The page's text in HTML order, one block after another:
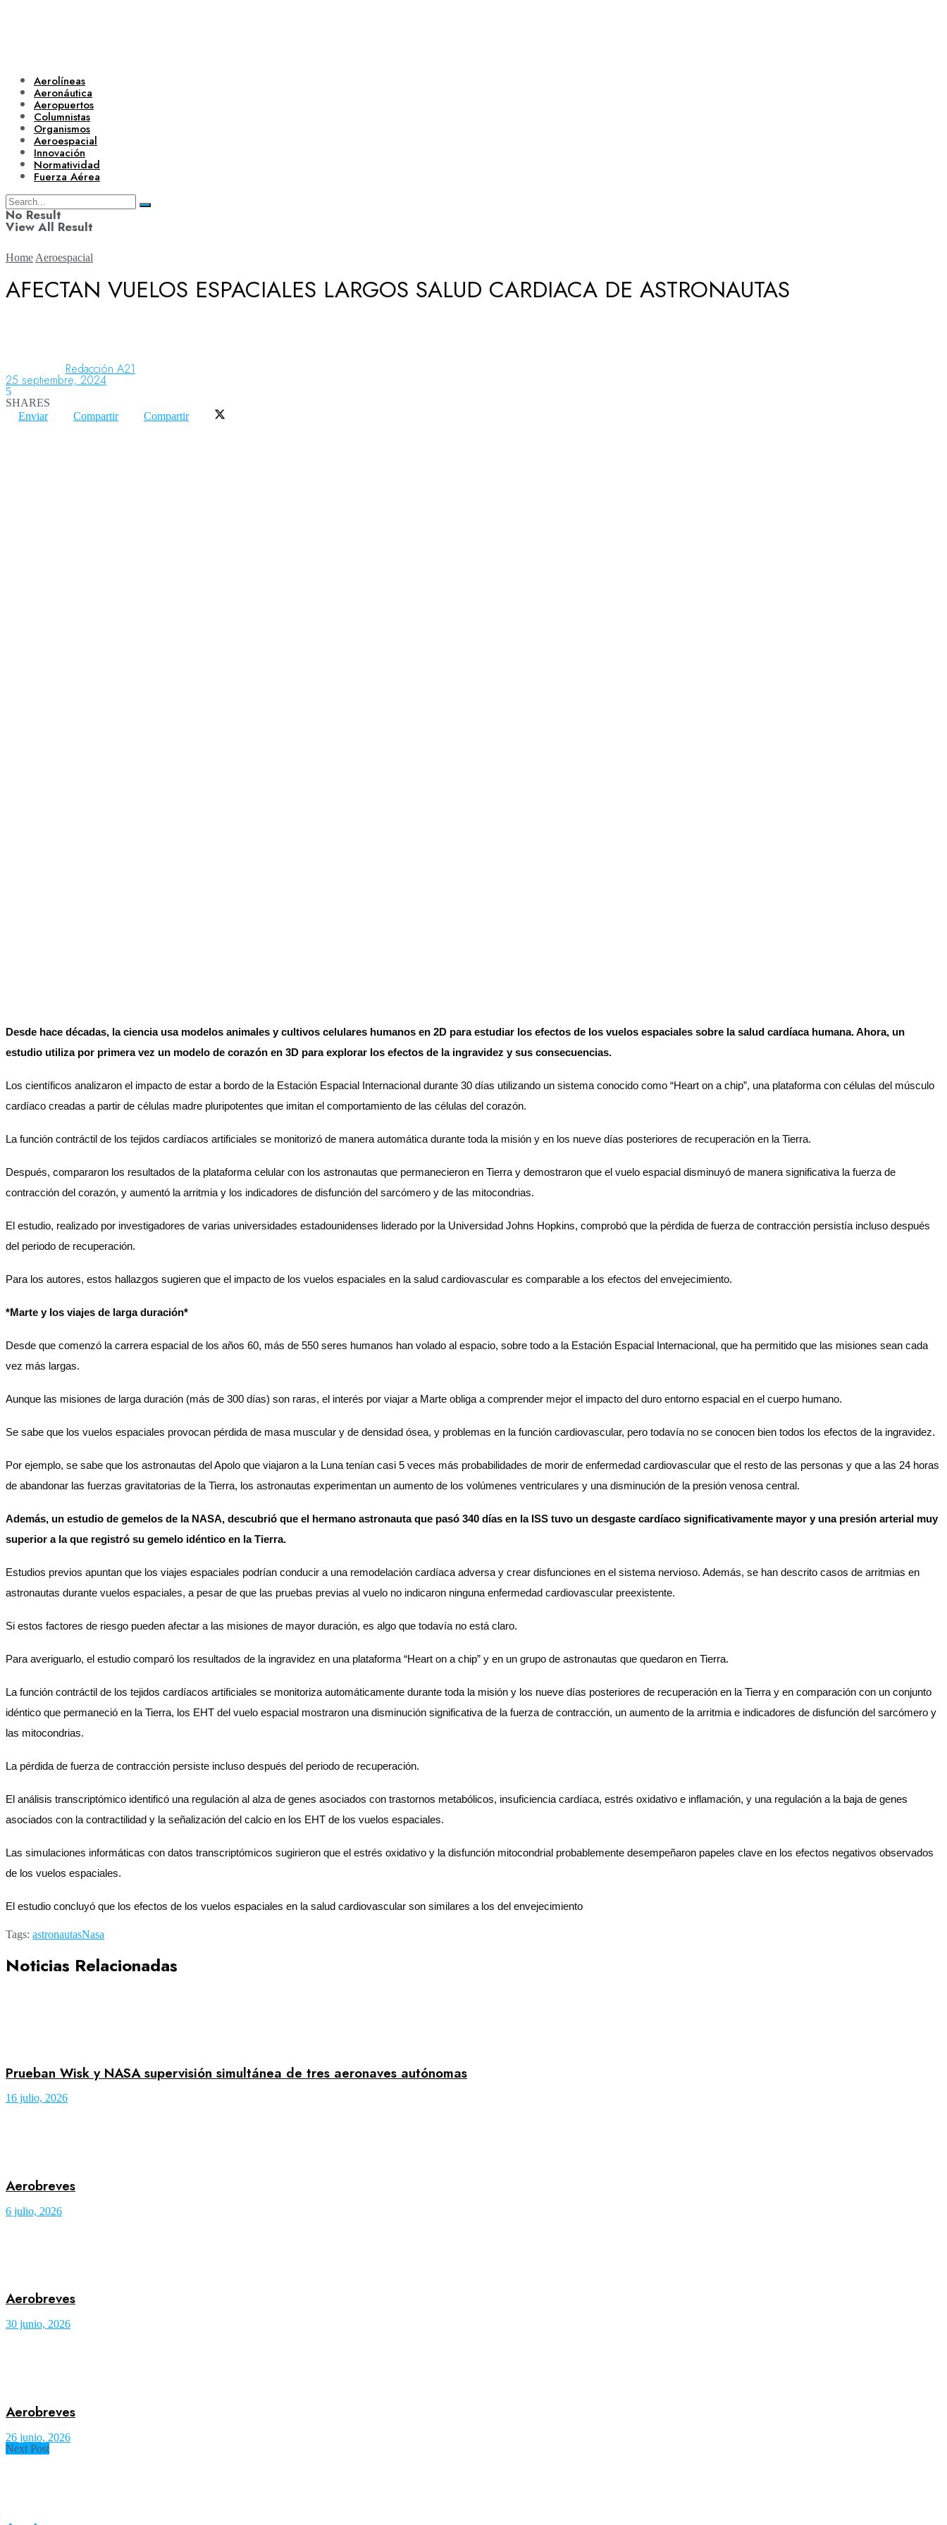
Aerolíneas
Aeronáutica
Aeropuertos
Columnistas
Organismos
Aeroespacial
Innovación
Normatividad
Fuerza Aérea
No Result
View All Result
Aeronáutica
Aeropuertos
Home Aeroespacial
AFECTAN VUELOS ESPACIALES LARGOS SALUD CARDIACA DE ASTRONAUTAS
Redacción A21
25 septiembre, 2024
5
SHARES
Enviar
Compartir Compartir
Desde hace décadas, la ciencia usa modelos animales y cultivos celulares humanos en 2D para estudiar los efectos de los vuelos espaciales sobre la salud cardíaca humana. Ahora, un
estudio utiliza por primera vez un modelo de corazón en 3D para explorar los efectos de la ingravidez y sus consecuencias.
Los científicos analizaron el impacto de estar a bordo de la Estación Espacial Internacional durante 30 días utilizando un sistema conocido como “Heart on a chip”, una plataforma con células del músculo
cardíaco creadas a partir de células madre pluripotentes que imitan el comportamiento de las células del corazón.
La función contráctil de los tejidos cardíacos artificiales se monitorizó de manera automática durante toda la misión y en los nueve días posteriores de recuperación en la Tierra.
Después, compararon los resultados de la plataforma celular con los astronautas que permanecieron en Tierra y demostraron que el vuelo espacial disminuyó de manera significativa la fuerza de
contracción del corazón, y aumentó la arritmia y los indicadores de disfunción del sarcómero y de las mitocondrias.
El estudio, realizado por investigadores de varias universidades estadounidenses liderado por la Universidad Johns Hopkins, comprobó que la pérdida de fuerza de contracción persistía incluso después
del periodo de recuperación.
Para los autores, estos hallazgos sugieren que el impacto de los vuelos espaciales en la salud cardiovascular es comparable a los efectos del envejecimiento.
*Marte y los viajes de larga duración*
Desde que comenzó la carrera espacial de los años 60, más de 550 seres humanos han volado al espacio, sobre todo a la Estación Espacial Internacional, que ha permitido que las misiones sean cada
vez más largas.
Aunque las misiones de larga duración (más de 300 días) son raras, el interés por viajar a Marte obliga a comprender mejor el impacto del duro entorno espacial en el cuerpo humano.
Se sabe que los vuelos espaciales provocan pérdida de masa muscular y de densidad ósea, y problemas en la función cardiovascular, pero todavía no se conocen bien todos los efectos de la ingravidez.
Por ejemplo, se sabe que los astronautas del Apolo que viajaron a la Luna tenían casi 5 veces más probabilidades de morir de enfermedad cardiovascular que el resto de las personas y que a las 24 horas
de abandonar las fuerzas gravitatorias de la Tierra, los astronautas experimentan un aumento de los volúmenes ventriculares y una disminución de la presión venosa central.
Además, un estudio de gemelos de la NASA, descubrió que el hermano astronauta que pasó 340 días en la ISS tuvo un desgaste cardíaco significativamente mayor y una presión arterial muy
superior a la que registró su gemelo idéntico en la Tierra.
Estudios previos apuntan que los viajes espaciales podrían conducir a una remodelación cardíaca adversa y crear disfunciones en el sistema nervioso. Además, se han descrito casos de arritmias en
astronautas durante vuelos espaciales, a pesar de que las pruebas previas al vuelo no indicaron ninguna enfermedad cardiovascular preexistente.
Si estos factores de riesgo pueden afectar a las misiones de mayor duración, es algo que todavía no está claro.
Para averiguarlo, el estudio comparó los resultados de la ingravidez en una plataforma “Heart on a chip” y en un grupo de astronautas que quedaron en Tierra.
La función contráctil de los tejidos cardíacos artificiales se monitoriza automáticamente durante toda la misión y los nueve días posteriores de recuperación en la Tierra y en comparación con un conjunto
idéntico que permaneció en la Tierra, los EHT del vuelo espacial mostraron una disminución significativa de la fuerza de contracción, un aumento de la arritmia e indicadores de disfunción del sarcómero y
las mitocondrias.
La pérdida de fuerza de contracción persiste incluso después del periodo de recuperación.
El análisis transcriptómico identificó una regulación al alza de genes asociados con trastornos metabólicos, insuficiencia cardíaca, estrés oxidativo e inflamación, y una regulación a la baja de genes
asociados con la contractilidad y la señalización del calcio en los EHT de los vuelos espaciales.
Las simulaciones informáticas con datos transcriptómicos sugirieron que el estrés oxidativo y la disfunción mitocondrial probablemente desempeñaron papeles clave en los efectos negativos observados
de los vuelos espaciales.
El estudio concluyó que los efectos de los vuelos espaciales en la salud cardiovascular son similares a los del envejecimiento
Tags: astronautasNasa
Noticias Relacionadas
Prueban Wisk y NASA supervisión simultánea de tres aeronaves autónomas
16 julio, 2026
Aerobreves
6 julio, 2026
Aerobreves
30 junio, 2026
Aerobreves
26 junio, 2026
Next Post